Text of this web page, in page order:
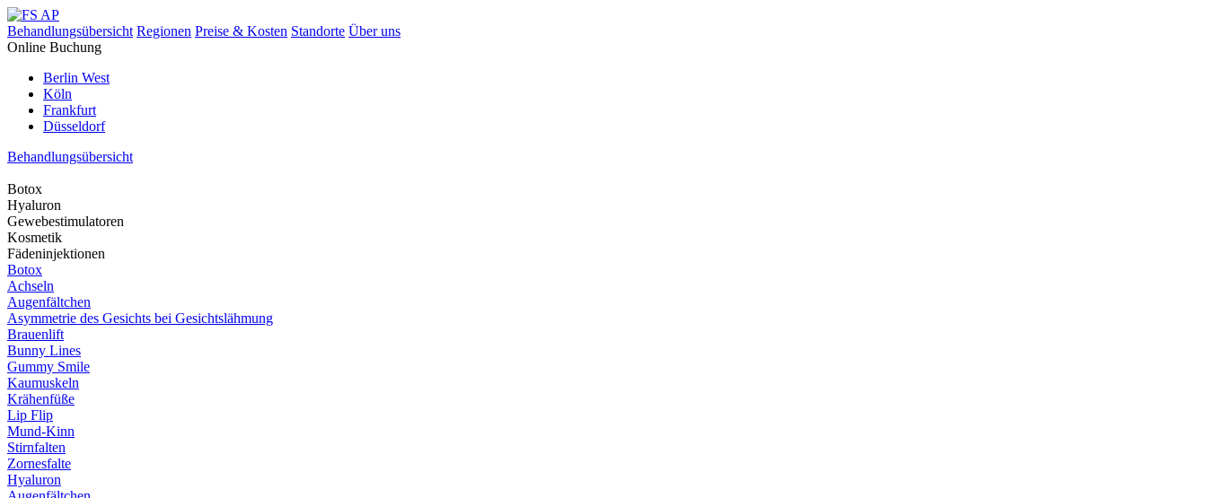
Behandlungsübersicht Regionen Preise & Kosten Standorte Über uns
Online Buchung
Berlin West
Köln
Frankfurt
Düsseldorf
Behandlungsübersicht
Botox
Hyaluron
Gewebestimulatoren
Kosmetik
Fädeninjektionen
Botox
Achseln
Augenfältchen
Asymmetrie des Gesichts bei Gesichtslähmung
Brauenlift
Bunny Lines
Gummy Smile
Kaumuskeln
Krähenfüße
Lip Flip
Mund-Kinn
Stirnfalten
Zornesfalte
Hyaluron